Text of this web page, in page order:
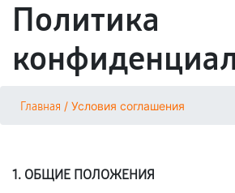
Политика
Главная / Условия соглашения
1. ОБЩИЕ ПОЛОЖЕНИЯ